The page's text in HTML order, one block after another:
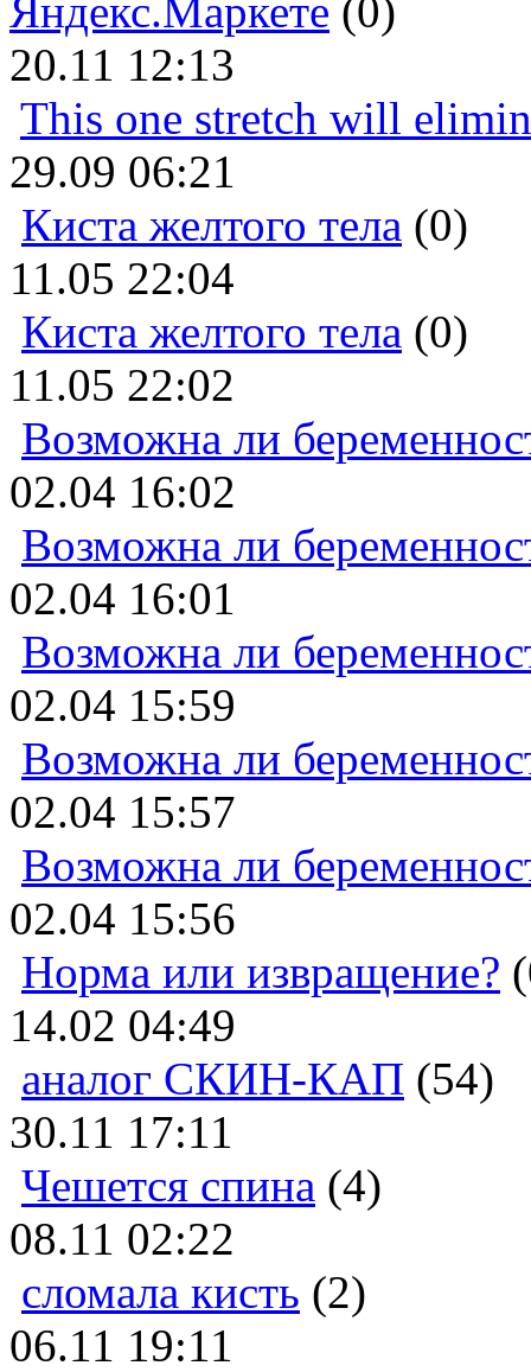
Яндекс.Маркете (0)
20.11 12:13
This one stretch will
29.09 06:21
Киста желтого тела (0)
11.05 22:04
Киста желтого тела (0)
11.05 22:02
Возможна ли
02.04 16:02
Возможна ли
02.04 16:01
Возможна ли
02.04 15:59
Возможна ли
02.04 15:57
Возможна ли
02.04 15:56
Норма или извращение?
14.02 04:49
аналог СКИН-КАП (54)
30.11 17:11
Чешется спина (4)
08.11 02:22
сломала кисть (2)
06.11 19:11